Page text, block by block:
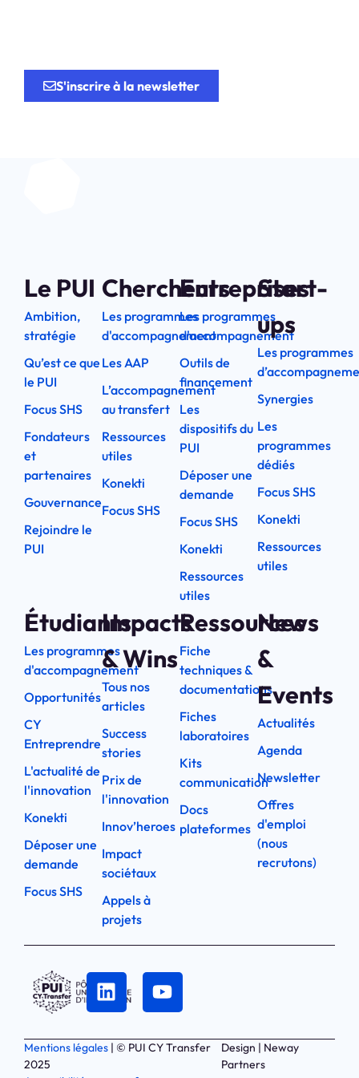
S'inscrire à la newsletter
Le PUI
Ambition,
stratégie
Qu’est ce que
le PUI
Focus SHS
Fondateurs
et
partenaires
Gouvernance
Rejoindre le
PUI
Chercheurs
Les programmes
d'accompagnement
Les AAP
L’accompagnement
au transfert
Ressources
utiles
Konekti
Focus SHS
Entreprises
Les programmes
d'accompagnement
Outils de
financement
Les
dispositifs du
PUI
Déposer une
demande
Focus SHS
Konekti
Ressources
utiles
Start-
ups
Les programmes
Synergies
Les
programmes
dédiés
Focus SHS
Konekti
Ressources
utiles
Étudiants
Les programmes
d'accompagnement
Opportunités
CY
Entreprendre
L'actualité de
l'innovation
Konekti
Déposer une
demande
Focus SHS
Impacts
& Wins
Tous nos
articles
Success
stories
Prix de
l'innovation
Innov’heroes
Impact
sociétaux
Appels à
projets
Ressources
Fiche
techniques &
documentations
Fiches
laboratoires
Kits
communication
Docs
plateformes
News
&
Events
Actualités
Agenda
Newsletter
Offres
d'emploi
(nous
recrutons)
Mentions légales | © PUI CY Transfer
2025
Design | Neway
Partners